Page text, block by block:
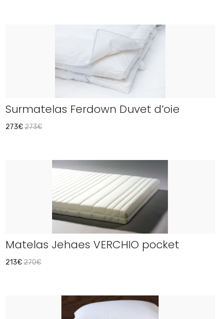
Surmatelas Ferdown Duvet d’oie
273€273€
Matelas Jehaes VERCHIO pocket
213€270€